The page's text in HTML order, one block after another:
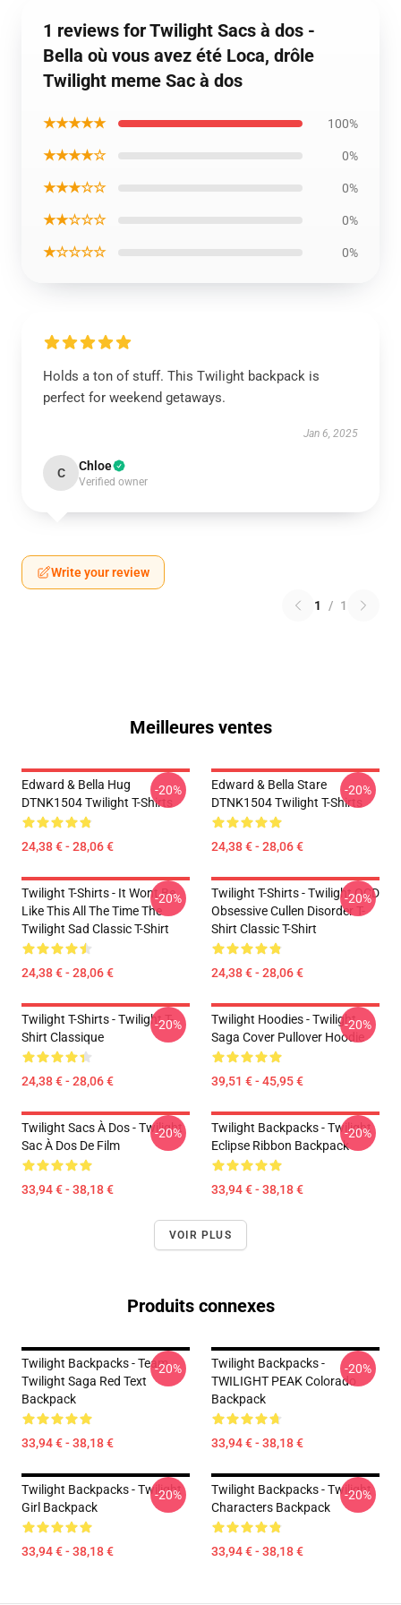
1 reviews for Twilight Sacs à dos -
Bella où vous avez été Loca, drôle
Twilight meme Sac à dos
★★★★★ 100%
★★★★☆ 0%
★★★☆☆ 0%
★★☆☆☆ 0%
★☆☆☆☆ 0%
Holds a ton of stuff. This Twilight backpack is
perfect for weekend getaways.
Jan 6, 2025
C Chloe
Verified owner
Write your review
1 / 1
Meilleures ventes
Edward & Bella Hug
DTNK1504 Twilight T-Shirts
24,38 € - 28,06 €
-20%
Edward & Bella Stare
DTNK1504 Twilight T-Shirts
24,38 € - 28,06 €
-20%
Twilight T-Shirts - It Wont Be
Like This All The Time The
Twilight Sad Classic T-Shirt
24,38 € - 28,06 €
-20%
Twilight T-Shirts - Twilight OCD
Obsessive Cullen Disorder T-
Shirt Classic T-Shirt
24,38 € - 28,06 €
-20%
Twilight T-Shirts - Twilight T-
Shirt Classique
24,38 € - 28,06 €
-20%
Twilight Hoodies - Twilight
Saga Cover Pullover Hoodie
39,51 € - 45,95 €
-20%
Twilight Sacs À Dos - Twilight
Sac À Dos De Film
33,94 € - 38,18 €
-20%
Twilight Backpacks - Twilight
Eclipse Ribbon Backpack
33,94 € - 38,18 €
-20%
VOIR PLUS
Produits connexes
Twilight Backpacks - Team
Twilight Saga Red Text
Backpack
33,94 € - 38,18 €
-20%
Twilight Backpacks -
TWILIGHT PEAK Colorado
Backpack
33,94 € - 38,18 €
-20%
Twilight Backpacks - Twilight
Girl Backpack
33,94 € - 38,18 €
-20%
Twilight Backpacks - Twilight
Characters Backpack
33,94 € - 38,18 €
-20%